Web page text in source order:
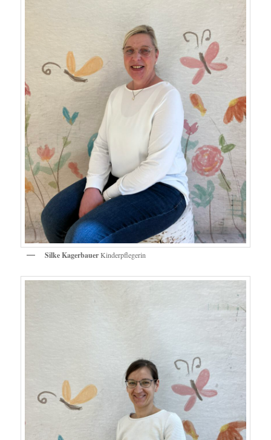
Silke KagerbauerKinderpflegerin